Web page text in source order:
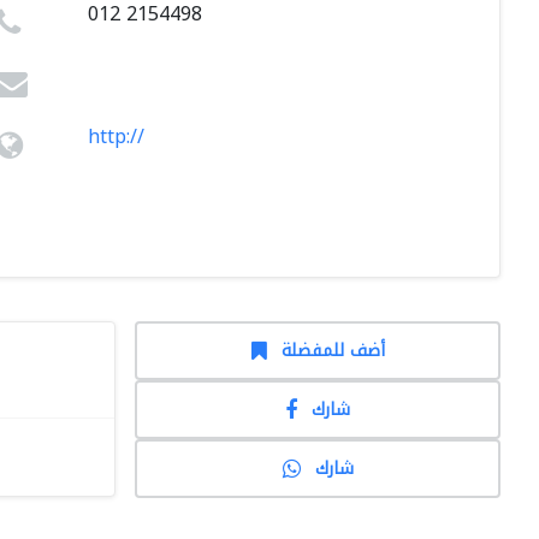
012 2154498
http://
أضف للمفضلة
شارك
شارك